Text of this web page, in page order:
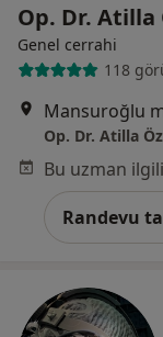
Op. Dr. Atilla
Genel cerrahi
118
Op. Dr. Atilla
Randevu